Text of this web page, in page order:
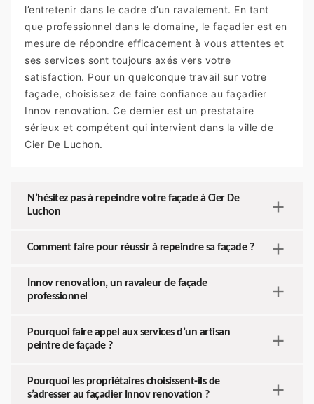
l’entretenir dans le cadre d’un ravalement. En tant
que professionnel dans le domaine, le façadier est en
mesure de répondre efficacement à vous attentes et
ses services sont toujours axés vers votre
satisfaction. Pour un quelconque travail sur votre
façade, choisissez de faire confiance au façadier
Innov renovation. Ce dernier est un prestataire
sérieux et compétent qui intervient dans la ville de
Cier De Luchon.
N’hésitez pas à repeindre votre façade à Cier De
Luchon
Comment faire pour réussir à repeindre sa façade ?
Innov renovation, un ravaleur de façade
professionnel
Pourquoi faire appel aux services d’un artisan
peintre de façade ?
Pourquoi les propriétaires choisissent-ils de
s’adresser au façadier Innov renovation ?